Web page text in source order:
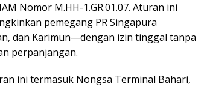
Nomor M.HH-1.GR.01.07. Aturan ini
pemegang PR Singapura
dan Karimun—dengan izin tinggal tanpa
perpanjangan.
ini termasuk Nongsa Terminal Bahari,